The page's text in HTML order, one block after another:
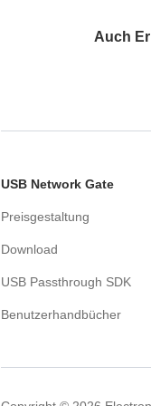
Auch
USB Network Gate
Preisgestaltung
Download
USB Passthrough SDK
Benutzerhandbücher